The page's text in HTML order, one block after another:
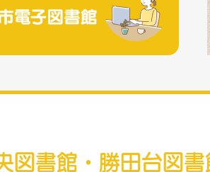
図書館・勝田台図書